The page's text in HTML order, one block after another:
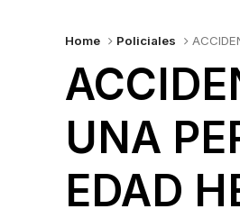
Home Policiales
UNA
EDAD